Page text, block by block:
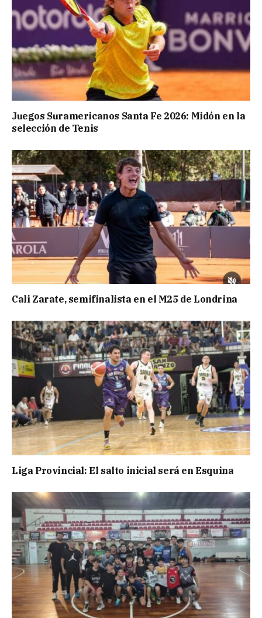
Juegos Suramericanos Santa Fe 2026: Midón en la
selección de Tenis
Cali Zarate, semifinalista en el M25 de Londrina
Liga Provincial: El salto inicial será en Esquina